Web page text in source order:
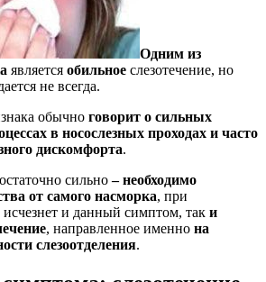
Одним из
является обильное слезотечение, но
не всегда.
обычно говорит о сильных
в носослезных проходах и часто
дискомфорта.
сильно– необходимо
от самого насморка, при
исчезнет и данный симптом, так и
, направленное именно на
слезоотделения.